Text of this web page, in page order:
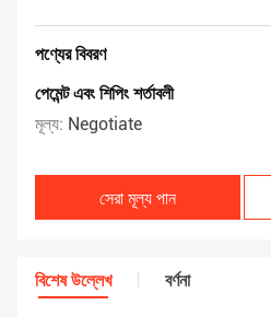
পণ্যের বিবরণ
পেমেন্ট এবং শিপিং শর্তাবলী
মূল্য: Negotiate
সেরা মূল্য পান
বিশেষ উল্লেখ বর্ণনা